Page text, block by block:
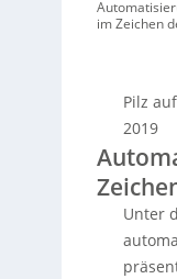
im Zeichen
Pilz
2019
Unter